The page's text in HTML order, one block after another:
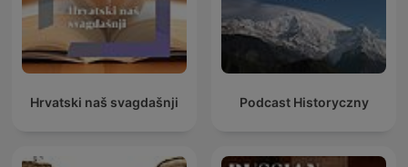
Hrvatski naš svagdašnji Podcast Historyczny